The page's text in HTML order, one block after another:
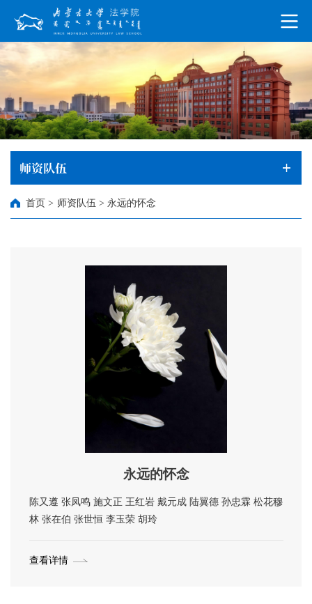
师资队伍
首页 > 师资队伍 > 永远的怀念
永远的怀念
陈又遵 张凤鸣 施文正 王红岩 戴元成 陆翼德 孙忠霖 松花穆
林 张在伯 张世恒 李玉荣 胡玲
查看详情